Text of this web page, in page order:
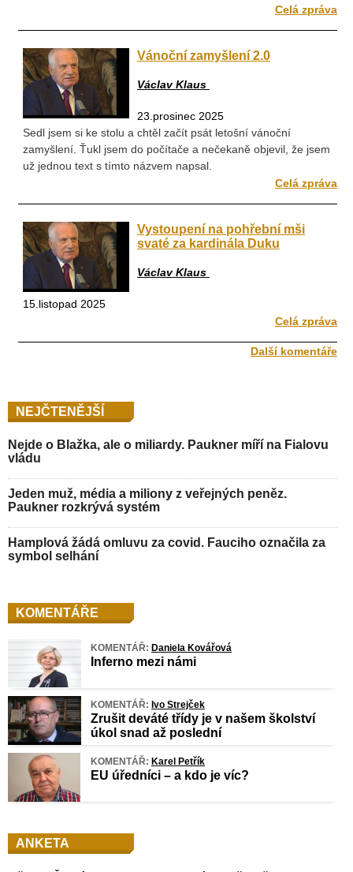
Celá zpráva
Vánoční zamyšlení 2.0
Václav Klaus
23.prosinec 2025
Sedl jsem si ke stolu a chtěl začít psát letošní vánoční
zamyšlení. Ťukl jsem do počítače a nečekaně objevil, že jsem
už jednou text s tímto názvem napsal.
Celá zpráva
Vystoupení na pohřební mši
svaté za kardinála Duku
Václav Klaus
15.listopad 2025
Celá zpráva
Další komentáře
NEJČTENĚJŠÍ
Nejde o Blažka, ale o miliardy. Paukner míří na Fialovu
vládu
Jeden muž, média a miliony z veřejných peněz.
Paukner rozkrývá systém
Hamplová žádá omluvu za covid. Fauciho označila za
symbol selhání
KOMENTÁŘE
KOMENTÁŘ: Daniela Kovářová
Inferno mezi námi
KOMENTÁŘ: Ivo Strejček
Zrušit deváté třídy je v našem školství
úkol snad až poslední
KOMENTÁŘ: Karel Petřík
EU úředníci – a kdo je víc?
ANKETA